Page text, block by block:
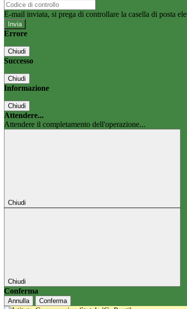
E-mail inviata, si prega di controllare la casella di posta
Errore
Chiudi
Successo
Chiudi
Informazione
Chiudi
Attendere...
Attendere il completamento dell'operazione...
Chiudi
Chiudi
Conferma
Annulla Conferma